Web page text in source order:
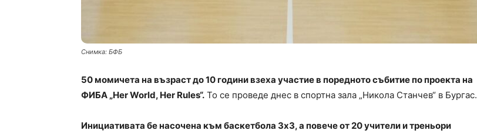
Снимка: БФБ
50 момичета на възраст до 10 години взеха участие в поредното събитие по проекта на
ФИБА „Her World, Her Rules“. То се проведе днес в спортна зала „Никола Станчев“ в Бургас.
Инициативата бе насочена към баскетбола 3х3, а повече от 20 учители и треньори